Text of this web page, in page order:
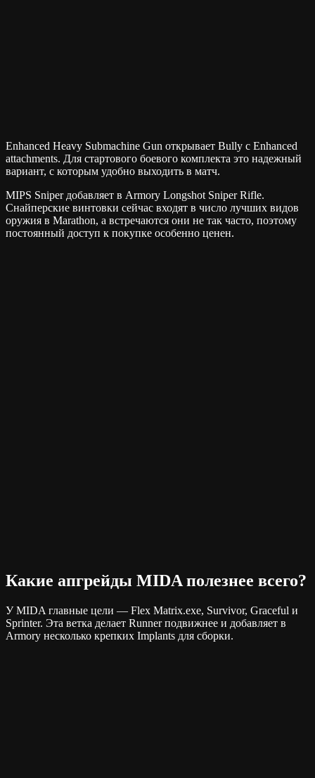
Enhanced Heavy Submachine Gun открывает Bully с Enhanced
attachments. Для стартового боевого комплекта это надежный
вариант, с которым удобно выходить в матч.
MIPS Sniper добавляет в Armory Longshot Sniper Rifle.
Снайперские винтовки сейчас входят в число лучших видов
оружия в Marathon, а встречаются они не так часто, поэтому
постоянный доступ к покупке особенно ценен.
Какие апгрейды MIDA полезнее всего?
У MIDA главные цели — Flex Matrix.exe, Survivor, Graceful и
Sprinter. Эта ветка делает Runner подвижнее и добавляет в
Armory несколько крепких Implants для сборки.